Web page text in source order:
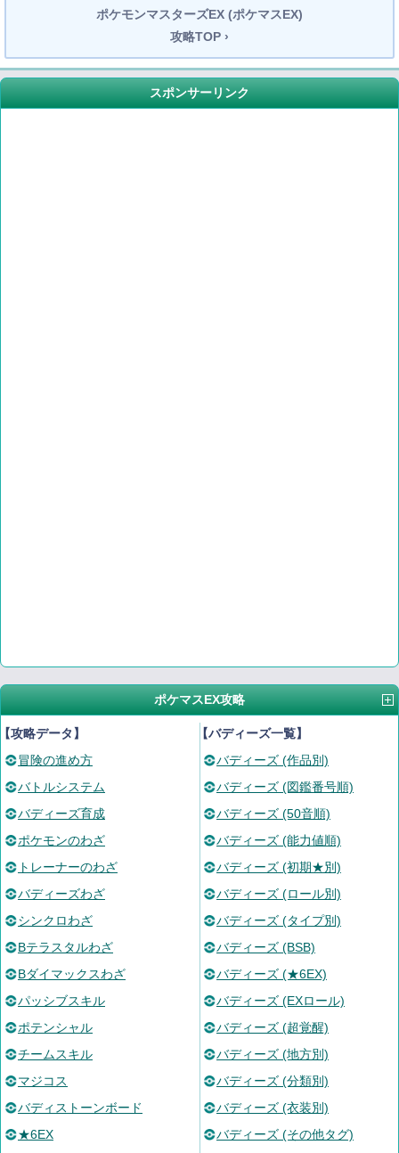
ポケモンマスターズEX (ポケマスEX)
攻略TOP ›
スポンサーリンク
ポケマスEX攻略
攻略データ】
冒険の進め方
バトルシステム
バディーズ育成
ポケモンのわざ
トレーナーのわざ
バディーズわざ
シンクロわざ
Bテラスタルわざ
Bダイマックスわざ
パッシブスキル
ポテンシャル
チームスキル
マジコス
バディストーンボード
★6EX
【バディーズ一覧】
バディーズ (作品別)
バディーズ (図鑑番号順)
バディーズ (50音順)
バディーズ (能力値順)
バディーズ (初期★別)
バディーズ (ロール別)
バディーズ (タイプ別)
バディーズ (BSB)
バディーズ (★6EX)
バディーズ (EXロール)
バディーズ (超覚醒)
バディーズ (地方別)
バディーズ (分類別)
バディーズ (衣装別)
バディーズ (その他タグ)